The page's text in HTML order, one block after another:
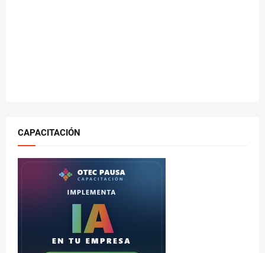
CAPACITACIÓN